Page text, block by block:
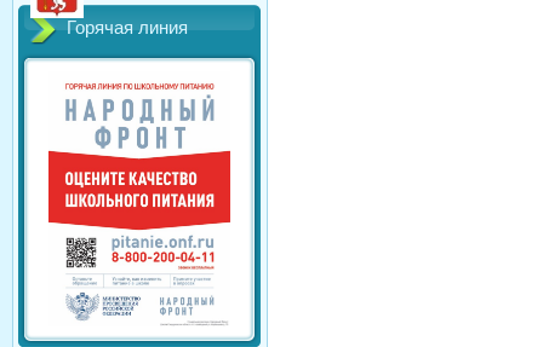
Горячая линия